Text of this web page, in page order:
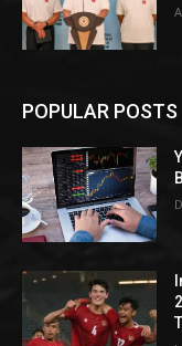
POPULAR POSTS